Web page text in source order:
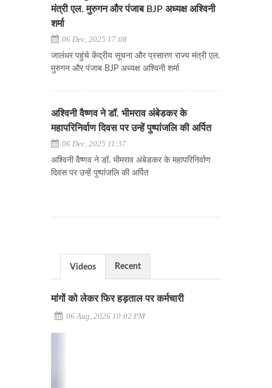
मंत्री एल. मुरुगन और पंजाब BJP अध्यक्ष अश्विनी
शर्मा
06 Dec, 2025 17:08
जालंधर पहुंचे केंद्रीय सूचना और प्रसारण राज्य मंत्री एल.
मुरुगन और पंजाब BJP अध्यक्ष अश्विनी शर्मा
अश्विनी वैष्णव ने डॉ. भीमराव अंबेडकर के
महापरिनिर्वाण दिवस पर उन्हें पुष्पांजलि की अर्पित
06 Dec, 2025 11:37
अश्विनी वैष्णव ने डॉ. भीमराव अंबेडकर के महापरिनिर्वाण
दिवस पर उन्हें पुष्पांजलि की अर्पित
Videos Recent
मांगों को लेकर फिर हड़ताल पर कर्मचारी
06 Aug, 2026 10:02 PM